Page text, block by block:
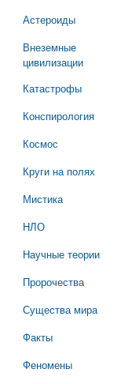
Астероиды
Внеземные
цивилизации
Катастрофы
Конспирология
Космос
Круги на полях
Мистика
НЛО
Научные теории
Пророчества
Существа мира
Факты
Феномены